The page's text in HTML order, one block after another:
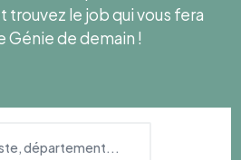
trouvez le job qui vous fera
Génie de demain !